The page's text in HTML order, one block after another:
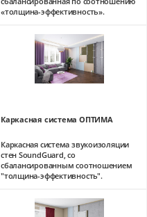
«толщина-эффективность».
Каркасная система ОПТИМА
Каркасная система звукоизоляции
стен SoundGuard, со
сбалансированным соотношением
"толщина-эффективность".